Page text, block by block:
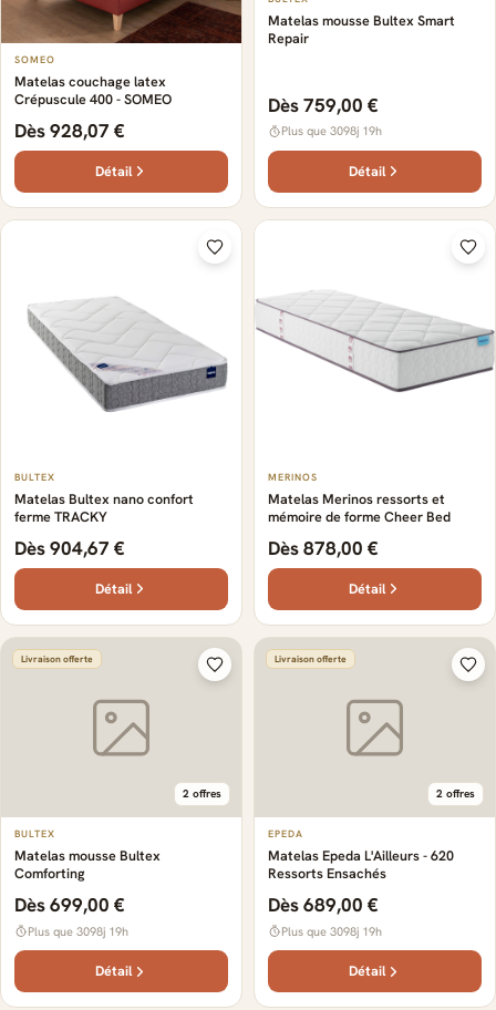
SOMEO
Matelas couchage latex
Crépuscule 400 - SOMEO
Dès 928,07 €
Détail
Matelas mousse Bultex Smart
Repair
Dès 759,00 €
Plus que 3098j 19h
Détail
BULTEX
Matelas Bultex nano confort
ferme TRACKY
Dès 904,67 €
Détail
MERINOS
Matelas Merinos ressorts et
mémoire de forme Cheer Bed
Dès 878,00 €
Détail
Livraison offerte
2 offres
BULTEX
Matelas mousse Bultex
Comforting
Dès 699,00 €
Plus que 3098j 19h
Détail
Livraison offerte
2 offres
EPEDA
Matelas Epeda L'Ailleurs - 620
Ressorts Ensachés
Dès 689,00 €
Plus que 3098j 19h
Détail